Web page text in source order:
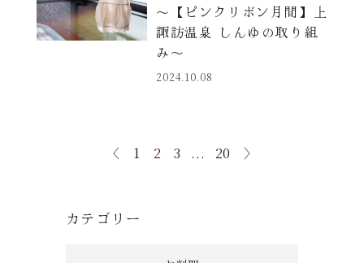
〜【ピンクリボン月間】上
諏訪温泉 しんゆの取り組
み〜
2024.10.08
〈 1 2 3 ... 20 〉
カテゴリー